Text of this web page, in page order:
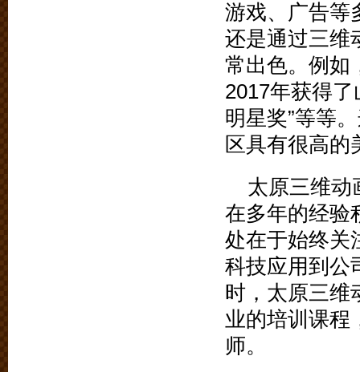
游戏、广告等
还是通过三维
常出色。例如
2017年获得
明星奖”等等
区具有很高的
太原三维动
在多年的经验
处在于始终关
科技应用到公
时，太原三维
业的培训课程
师。